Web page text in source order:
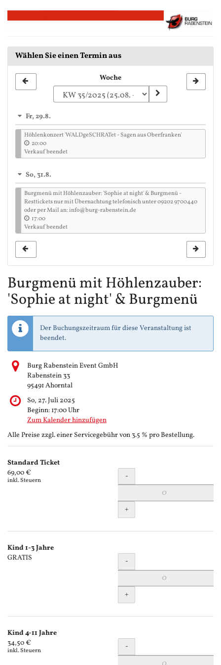
Zum
Haupt-
Wählen Sie einen Termin aus
zur
auswählen
Woche
Fr, 29.8.
Höhlenkonzert 'WALDgeSCHRATet - Sagen aus Oberfranken'
20:00
Verkauf beendet
So, 31.8.
Burgmenü mit Höhlenzauber: 'Sophie at night' & Burgmenü -
Resttickets nur mit Übernachtung telefonisch unter 09202 9700440
oder per Mail an: info@burg-rabenstein.de
17:00
Verkauf beendet
Burgmenü mit Höhlenzauber:
'Sophie at night' & Burgmenü
Der Buchungszeitraum für diese Veranstaltung ist
beendet.
Burg Rabenstein Event GmbH
Rabenstein 33
95491 Ahorntal
So, 27. Juli 2025
Beginn: 17:00Uhr
Zum Kalender hinzufügen
Alle Preise zzgl. einer Servicegebühr von 3.5 % pro Bestellung.
Produkte
Unkategorisierte
Produkte
Standard Ticket
69,00 €
inkl. Steuern Menge
-
+
Kind 1-3 Jahre
GRATIS
Menge
-
+
Kind 4-11 Jahre
34,50 €
inkl. Steuern Menge
-